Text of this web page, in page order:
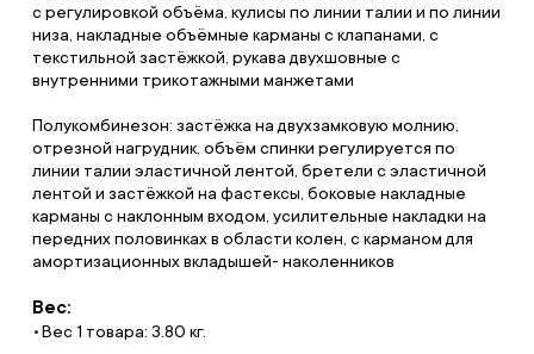
с регулировкой объёма, кулисы по линии талии и по линии
низа, накладные объёмные карманы с клапанами, c
текстильной застёжкой, рукава двухшовные с
внутренними трикотажными манжетами
Полукомбинезон: застёжка на двухзамковую молнию,
отрезной нагрудник, объём спинки регулируется по
линии талии эластичной лентой, бретели с эластичной
лентой и застёжкой на фастексы, боковые накладные
карманы с наклонным входом, усилительные накладки на
передних половинках в области колен, с карманом для
амортизационных вкладышей- наколенников
Вес:
Вес 1 товара: 3.80 кг.